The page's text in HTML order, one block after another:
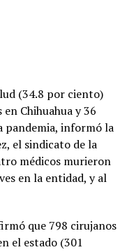
(34.8 por ciento)
Chihuahua y 36
pandemia, informó la
el sindicato de la
médicos murieron
en la entidad, y al
que 798 cirujanos
el estado (301